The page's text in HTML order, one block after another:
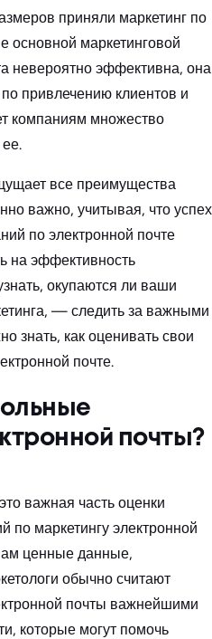
приняли маркетинг по
основной маркетинговой
невероятно эффективна, она
привлечению клиентов и
компаниям множество
все преимущества
важно, учитывая, что успех
по электронной почте
на эффективность
окупаются ли ваши
— следить за важными
знать, как оценивать свои
почте.
почты?
важная часть оценки
по маркетингу электронной
ценные данные,
обычно считают
почты важнейшими
которые могут помочь